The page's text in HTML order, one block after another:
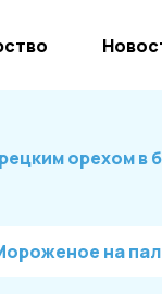
орехом в
на